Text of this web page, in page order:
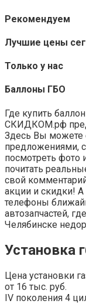
Рекомендуем
Лучшие цены
Только у нас
Баллоны ГБО
Где купить
СКИДКОМ.рф
Здесь Вы можете
предложениями,
посмотреть фото
почитать
свой
акции и скидки! А
телефоны
автозапчастей,
Челябинске
Установка
Цена установки
от 16 тыс. руб.
IV поколения 4